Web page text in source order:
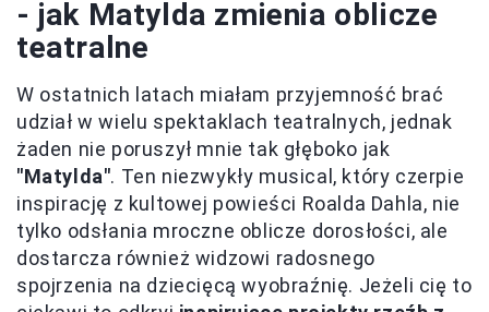
- jak Matylda zmienia oblicze
teatralne
W ostatnich latach miałam przyjemność brać
udział w wielu spektaklach teatralnych, jednak
żaden nie poruszył mnie tak głęboko jak
"Matylda". Ten niezwykły musical, który czerpie
inspirację z kultowej powieści Roalda Dahla, nie
tylko odsłania mroczne oblicze dorosłości, ale
dostarcza również widzowi radosnego
spojrzenia na dziecięcą wyobraźnię. Jeżeli cię to